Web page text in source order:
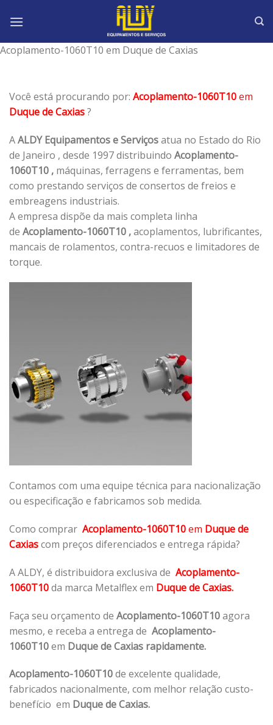
Acoplamento-1060T10 em Duque de Caxias
Você está procurando por: Acoplamento-1060T10em
Duque de Caxias?
AALDY Equipamentos e Serviçosatua no Estado do Rio
de Janeiro , desde 1997 distribuindo Acoplamento-
1060T10 , máquinas, ferragens e ferramentas, bem
como prestando serviços de consertos de freios e
embreagens industriais.
A empresa dispõe da mais completa linha
de Acoplamento-1060T10 ,acoplamentos, lubrificantes,
mancais de rolamentos, contra-recuos e limitadores de
torque.
Contamos com uma equipe técnica para nacionalização
ou especificação e fabricamos sob medida.
Como comprar Acoplamento-1060T10em Duque de
Caxiascom preços diferenciados e entrega rápida?
A ALDY, é distribuidora exclusiva de Acoplamento-
1060T10da marca Metalflex em Duque de Caxias.
Faça seu orçamento de Acoplamento-1060T10agora
mesmo, e receba a entrega de Acoplamento-
1060T10em Duque de Caxias rapidamente.
Acoplamento-1060T10de excelente qualidade,
fabricados nacionalmente, com melhor relação custo-
benefício em Duque de Caxias.